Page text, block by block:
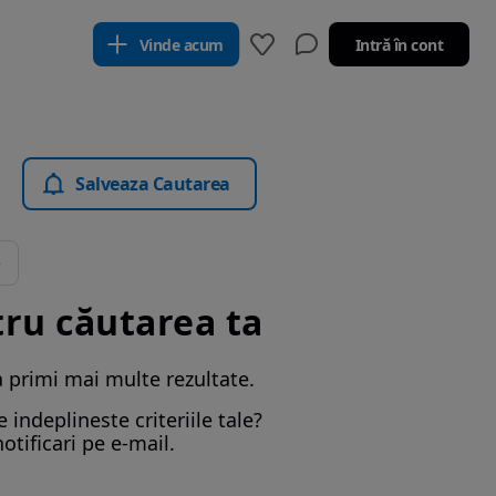
Vinde acum Intră în cont
Salveaza Cautarea
căutarea ta
primi mai multe rezultate.
indeplineste criteriile tale?
pe e-mail.